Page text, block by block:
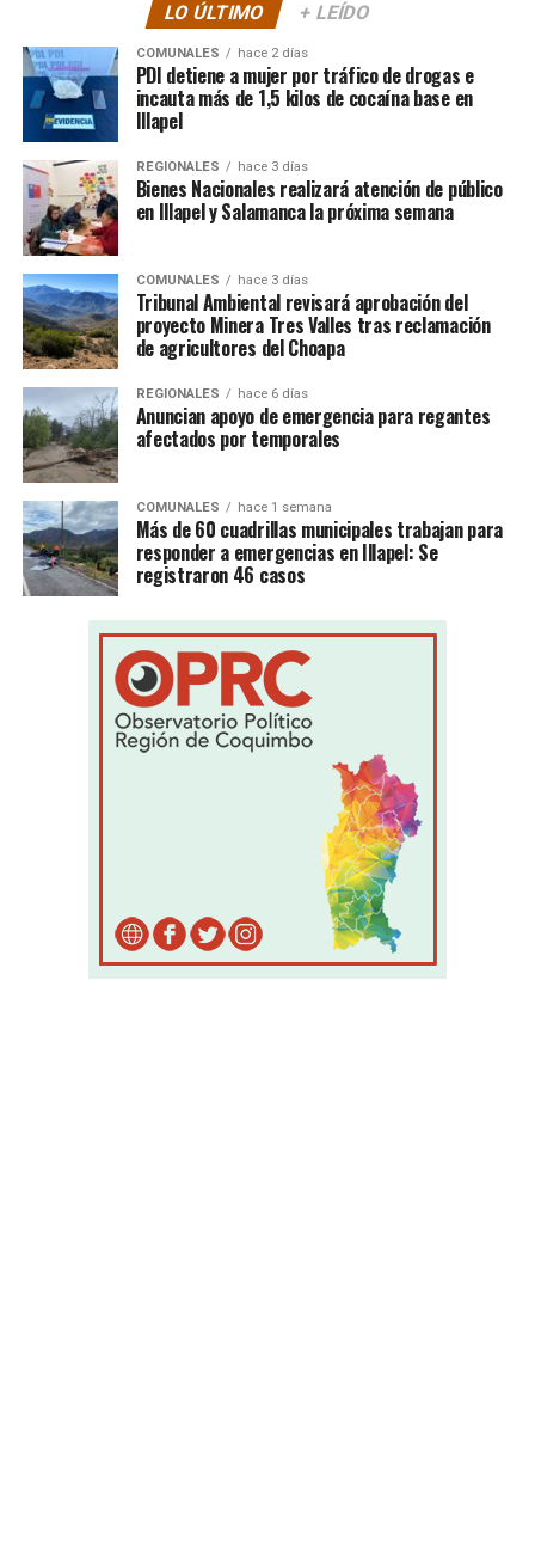
LO ÚLTIMO + LEÍDO
COMUNALES hace 2 días
PDI detiene a mujer por tráfico de drogas e
incauta más de 1,5 kilos de cocaína base en
Illapel
REGIONALES hace 3 días
Bienes Nacionales realizará atención de público
en Illapel y Salamanca la próxima semana
COMUNALES hace 3 días
Tribunal Ambiental revisará aprobación del
proyecto Minera Tres Valles tras reclamación
de agricultores del Choapa
REGIONALES hace 6 días
Anuncian apoyo de emergencia para regantes
afectados por temporales
COMUNALES hace 1 semana
Más de 60 cuadrillas municipales trabajan para
responder a emergencias en Illapel: Se
registraron 46 casos